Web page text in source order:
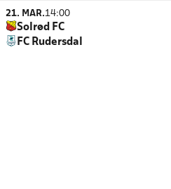
21. MAR.14:00
Solrød FC
FC Rudersdal